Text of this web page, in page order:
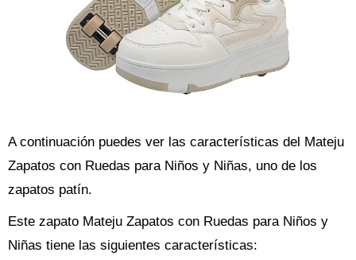
A continuación puedes ver las características del Mateju
Zapatos con Ruedas para Niños y Niñas, uno de los
zapatos patín.
Este zapato Mateju Zapatos con Ruedas para Niños y
Niñas tiene las siguientes características: